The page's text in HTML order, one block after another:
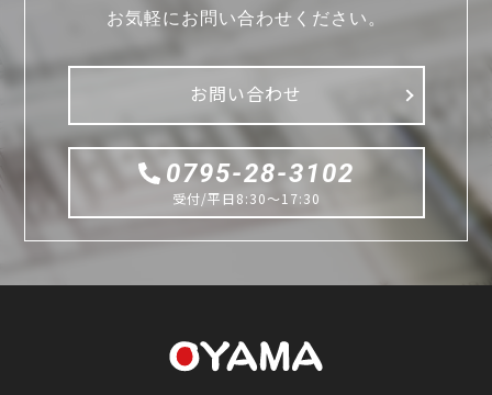
お気軽にお問い合わせください。
お問い合わせ
0795-28-3102
受付/平日8:30〜17:30